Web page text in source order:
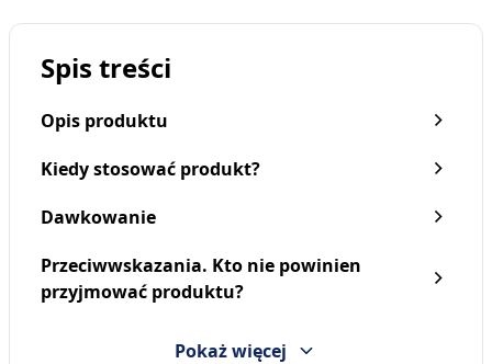
Spis treści
Opis produktu
Kiedy stosować produkt?
Dawkowanie
Przeciwwskazania. Kto nie powinien
przyjmować produktu?
Pokaż więcej